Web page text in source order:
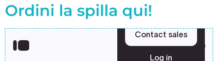
Ordini la spilla qui!